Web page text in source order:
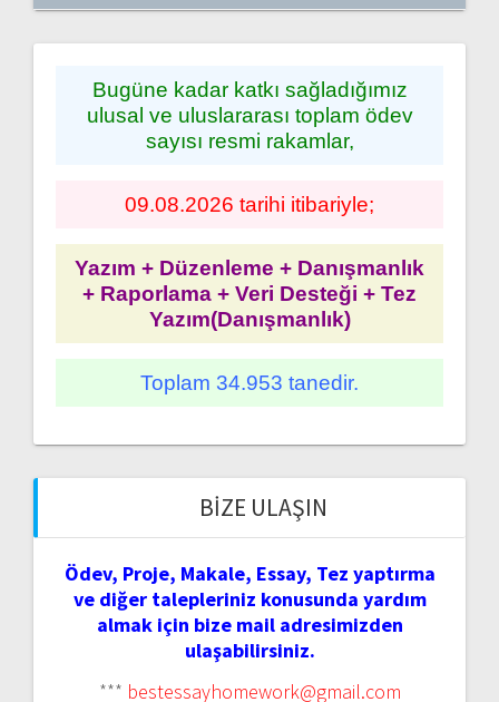
Bugüne kadar katkı sağladığımız
ulusal ve uluslararası toplam ödev
sayısı resmi rakamlar,
09.08.2026 tarihi itibariyle;
Yazım + Düzenleme + Danışmanlık
+ Raporlama + Veri Desteği + Tez
Yazım(Danışmanlık)
Toplam 34.953 tanedir.
BIZE ULAŞIN
Ödev, Proje, Makale, Essay, Tez yaptırma
ve diğer talepleriniz konusunda yardım
almak için bize mail adresimizden
ulaşabilirsiniz.
*** bestessayhomework@gmail.com